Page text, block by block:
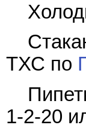
ТХС по
1-2-20